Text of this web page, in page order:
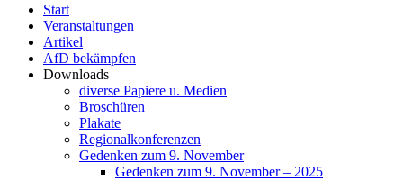
Start
Veranstaltungen
Artikel
AfD bekämpfen
Downloads
diverse Papiere u. Medien
Broschüren
Plakate
Regionalkonferenzen
Gedenken zum 9. November
Gedenken zum 9. November – 2025